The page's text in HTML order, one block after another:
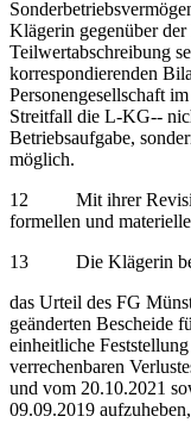
Klägerin gegenüber
Teilwertabschreibung
korrespondierenden
Personengesellschaft
Streitfall die L-KG‑‑
Betriebsaufgabe,
möglich.
12 Mit ihrer
formellen und
13 Die Klägerin
das Urteil des FG
geänderten Bescheide
einheitliche
verrechenbaren
und vom 20.10.2021
09.09.2019 aufzuheben,